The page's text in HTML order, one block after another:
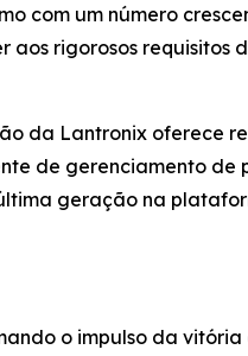
com um número
rigorosos requisitos
da Lantronix oferece
de gerenciamento de
geração na
o impulso da vitória